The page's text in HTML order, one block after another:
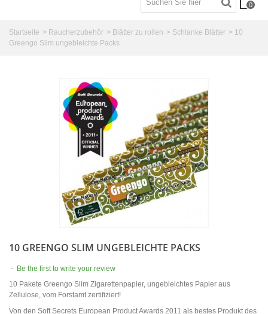
0
Startseite > Raucherzubehör > Blätter zu rollen > Schlanke Blätter > 10
Greengo Slim ungebleichte Packs
10 GREENGO SLIM UNGEBLEICHTE PACKS
- Be the first to write your review
10 Pakete Greengo Slim Zigarettenpapier, ungebleichtes Papier aus
Zellulose, vom Forstamt zertifiziert!
Von den Soft Secrets European Product Awards 2011 als bestes Produkt des